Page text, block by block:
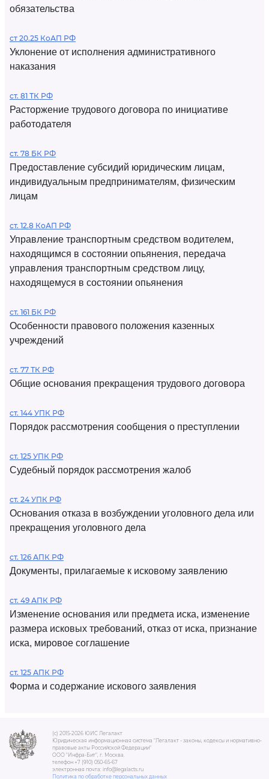
обязательства
ст 20.25 КоАП РФ
Уклонение от исполнения административного
наказания
ст. 81 ТК РФ
Расторжение трудового договора по инициативе
работодателя
ст. 78 БК РФ
Предоставление субсидий юридическим лицам,
индивидуальным предпринимателям, физическим
лицам
ст. 12.8 КоАП РФ
Управление транспортным средством водителем,
находящимся в состоянии опьянения, передача
управления транспортным средством лицу,
находящемуся в состоянии опьянения
ст. 161 БК РФ
Особенности правового положения казенных
учреждений
ст. 77 ТК РФ
Общие основания прекращения трудового договора
ст. 144 УПК РФ
Порядок рассмотрения сообщения о преступлении
ст. 125 УПК РФ
Судебный порядок рассмотрения жалоб
ст. 24 УПК РФ
Основания отказа в возбуждении уголовного дела или
прекращения уголовного дела
ст. 126 АПК РФ
Документы, прилагаемые к исковому заявлению
ст. 49 АПК РФ
Изменение основания или предмета иска, изменение
размера исковых требований, отказ от иска, признание
иска, мировое соглашение
ст. 125 АПК РФ
Форма и содержание искового заявления
(c) 2015-2026 ЮИС Легалакт
Юридическая информационная система "Легалакт - законы, кодексы и нормативно-
правовые акты Российской Федерации"
ООО "Инфра-Бит", г. Москва.
телефон +7 (910) 050-65-67
электронная почта: info@legalacts.ru
Политика по обработке персональных данных